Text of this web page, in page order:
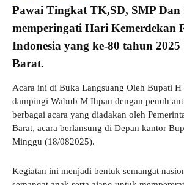
Pawai Tingkat TK,SD, SMP Dan
memperingati Hari Kemerdekan
Indonesia yang ke-80 tahun 2025
Barat.
Acara ini di Buka Langsuang Oleh Bupati H
dampingi Wabub M Ihpan dengan penuh
berbagai acara yang diadakan oleh
Barat, acara berlansung di Depan kantor
Minggu (18/082025).
Kegiatan ini menjadi bentuk semangat